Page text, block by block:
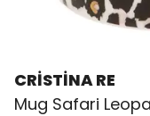
CRİSTİNA RE
Mug Safari